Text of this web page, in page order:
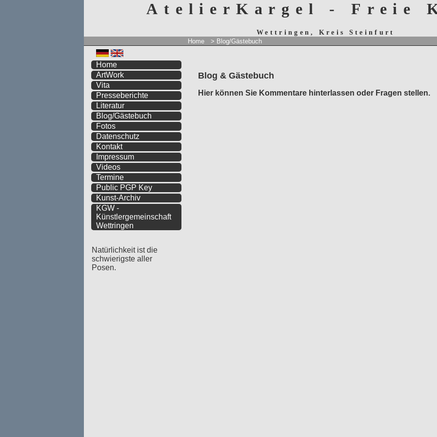
AtelierKargel - Freie
Wettringen, Kreis Steinfurt
Home > Blog/Gästebuch
Blog & Gästebuch
Hier können Sie Kommentare hinterlassen oder Fragen stellen.
Home
ArtWork
Vita
Presseberichte
Literatur
Blog/Gästebuch
Fotos
Datenschutz
Kontakt
Impressum
Videos
Termine
Public PGP Key
Kunst-Archiv
KGW -
Künstlergemeinschaft
Wettringen
Natürlichkeit ist die
schwierigste aller
Posen.